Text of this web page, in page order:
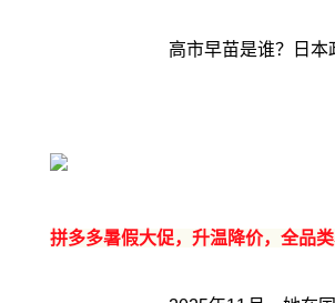
高市早苗是谁？日本
拼多多暑假大促，升温降价，全品